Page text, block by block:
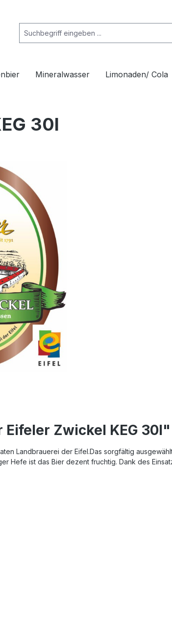
Mineralwasser Limonaden/ Cola
30l
Zwickel KEG 30l"
Landbrauerei der Eifel.Das sorgfältig
Hefe ist das Bier dezent fruchtig. Dank des